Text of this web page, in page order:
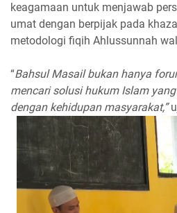
keagamaan untuk menjawab
umat dengan berpijak pada
metodologi fiqih Ahlussunnah wal
“Bahsul Masail bukan hanya
mencari solusi hukum Islam
dengan kehidupan masyarakat,”